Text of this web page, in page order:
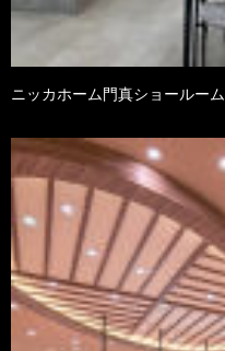
ニッカホーム門真ショールーム